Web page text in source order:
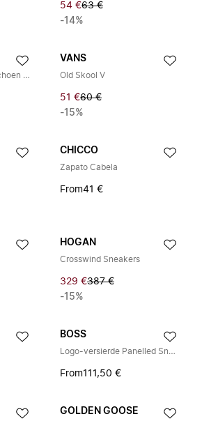
54 €63 €
-14%
Biomecanics school schoen met klittenband
VANS
Old Skool V
51 €60 €
-15%
CHICCO
Zapato Cabela
From41 €
HOGAN
Crosswind Sneakers
329 €387 €
-15%
BOSS
Logo-versierde Panelled Sneakers
From111,50 €
GOLDEN GOOSE